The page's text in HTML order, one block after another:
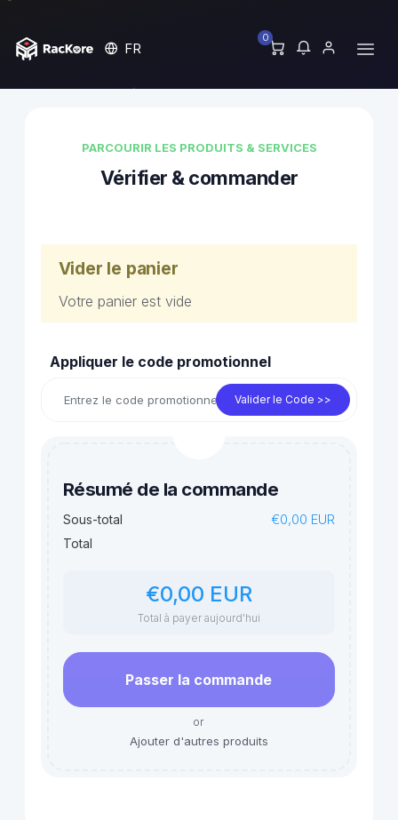
FR
0
PARCOURIR LES PRODUITS & SERVICES
Vérifier & commander
Vider le panier
Votre panier est vide
Appliquer le code promotionnel
Valider le Code >>
Résumé de la commande
Sous-total €0,00 EUR
Total
€0,00 EUR
Total à payer aujourd'hui
Passer la commande
or
Ajouter d'autres produits